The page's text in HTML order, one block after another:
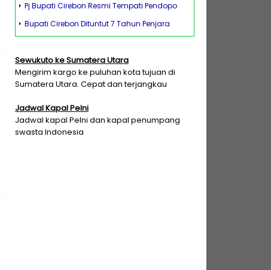
Pj Bupati Cirebon Resmi Tempati Pendopo
Bupati Cirebon Dituntut 7 Tahun Penjara
Sewukuto ke Sumatera Utara
Mengirim kargo ke puluhan kota tujuan di
Sumatera Utara. Cepat dan terjangkau
Jadwal Kapal Pelni
Jadwal kapal Pelni dan kapal penumpang
swasta Indonesia